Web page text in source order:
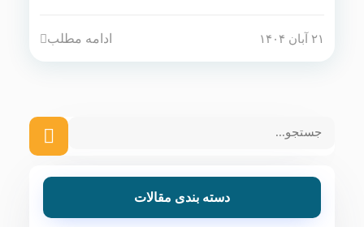
دسته بندی مقالات
کشاورزی، صنعت معدن تجارت)، ۳) ممنوع (اسلحه، مواد
۲۱ آبان ۱۴۰۴ ادامه مطلب